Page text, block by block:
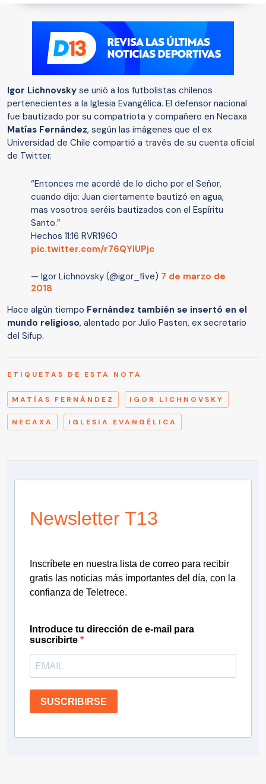
Igor Lichnovsky se unió a los futbolistas chilenos
pertenecientes a la Iglesia Evangélica. El defensor nacional
fue bautizado por su compatriota y compañero en Necaxa
Matías Fernández, según las imágenes que el ex
Universidad de Chile compartió a través de su cuenta oficial
de Twitter.
“Entonces me acordé de lo dicho por el Señor,
cuando dijo: Juan ciertamente bautizó en agua,
mas vosotros seréis bautizados con el Espíritu
Santo.”
Hechos 11:16 RVR1960
pic.twitter.com/r76QYlUPjc
— Igor Lichnovsky (@igor_five) 7 de marzo de
2018
Hace algún tiempo Fernández también se insertó en el
mundo religioso, alentado por Julio Pasten, ex secretario
del Sifup.
ETIQUETAS DE ESTA NOTA
MATÍAS FERNÁNDEZ IGOR LICHNOVSKY
NECAXA IGLESIA EVANGÉLICA
Newsletter T13
Inscríbete en nuestra lista de correo para recibir
gratis las noticias más importantes del día, con la
confianza de Teletrece.
Introduce tu dirección de e-mail para
suscribirte
SUSCRIBIRSE